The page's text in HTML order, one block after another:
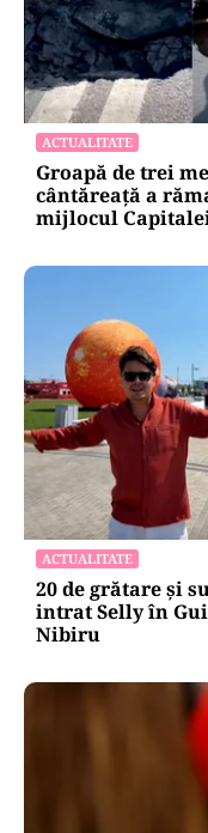
POLITICĂ
Bolojan acuză
tehnocrat: „Au
absorbţie a PNRR”
ACTUALITATE
Groapă de trei
cântăreață a
mijlocul